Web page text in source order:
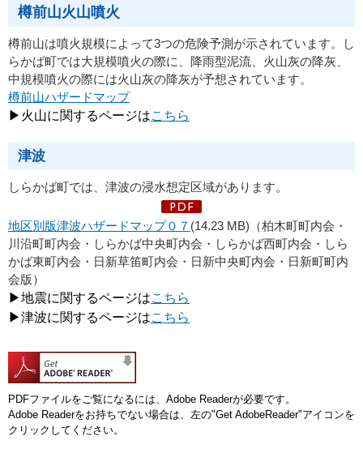
樽前山火山噴火
樽前山は噴火規模によって3つの危険予測が示されています。し
らかば町では大規模噴火の際に、降雨型泥流、火山灰の降灰、
中規模噴火の際には火山灰の降灰が予想されています。
樽前山ハザードマップ
▶火山に関するページはこちら
津波
しらかば町では、津波の浸水想定区域があります。
地区別版津波ハザードマップ０７ (14.23 MB)（柏木町町内会・
川沿町町内会・しらかば中央町内会・しらかば西町内会・しら
かば東町内会・日新草笛町内会・日新中央町内会・日新町町内
会版）
▶地震に関するページはこちら
▶津波に関するページはこちら
PDFファイルをご覧になるには、Adobe Readerが必要です。
Adobe Readerをお持ちでない場合は、左の"Get AdobeReader"アイコンを
クリックしてください。